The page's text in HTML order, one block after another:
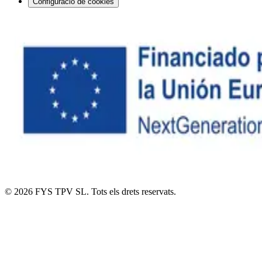
© 2026 FYS TPV SL. Tots els drets reservats.